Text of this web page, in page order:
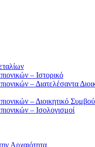
– Ιστορικό
– Διατελέσαντα
– Διοικητικό
– Ισολογισμοί
Αρχαιότητα